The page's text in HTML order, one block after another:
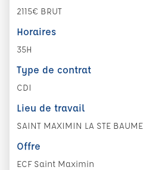
2115€ BRUT
Horaires
35H
Type de contrat
CDI
Lieu de travail
SAINT MAXIMIN LA STE BAUME
Offre
ECF Saint Maximin